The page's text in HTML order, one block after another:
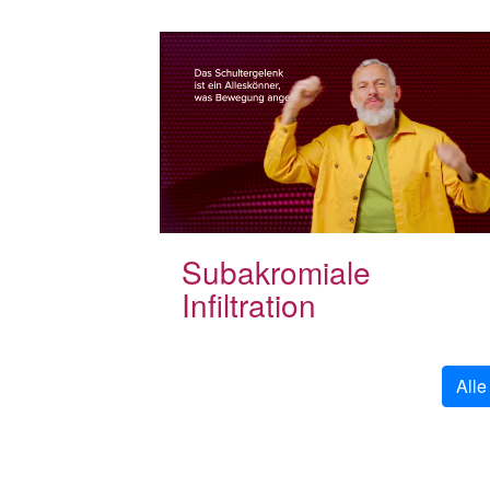
Subakromiale
Infiltration